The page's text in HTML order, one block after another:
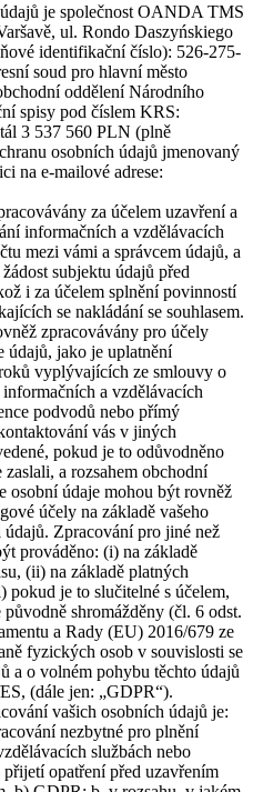
je společnost OANDA TMS
ul. Rondo Daszyńskiego
identifikační číslo): 526-275-
soud pro hlavní město
oddělení Národního
spisy pod číslem KRS:
3 537 560 PLN (plně
osobních údajů jmenovaný
na e-mailové adrese:
za účelem uzavření a
informačních a vzdělávacích
mezi vámi a správcem údajů, a
subjektu údajů před
i za účelem splnění povinností
se nakládání se souhlasem.
zpracovávány pro účely
údajů, jako je uplatnění
vyplývajících ze smlouvy o
a vzdělávacích
podvodů nebo přímý
vás v jiných
pokud je to odůvodněno
a rozsahem obchodní
osobní údaje mohou být rovněž
účely na základě vašeho
údajů. Zpracování pro jiné než
prováděno: (i) na základě
(ii) na základě platných
pokud je to slučitelné s účelem,
shromážděny (čl. 6 odst.
a Rady (EU) 2016/679 ze
fyzických osob v souvislosti se
a o volném pohybu těchto údajů
(dále jen: „GDPR“).
vašich osobních údajů je:
nezbytné pro plnění
službách nebo
opatření před uzavřením